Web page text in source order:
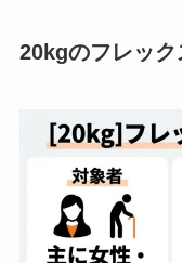
20kgのフレック